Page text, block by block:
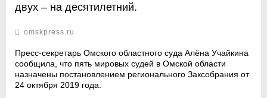
двух – на десятилетний.
omskpress.ru
Пресс-секретарь Омского областного суда Алёна Учайкина
сообщила, что пять мировых судей в Омской области
назначены постановлением регионального Заксобрания от
24 октября 2019 года.